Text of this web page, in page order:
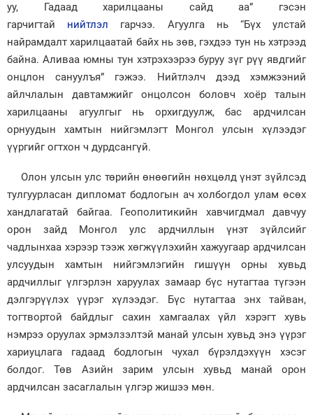
уу, Гадаад харилцааны сайд аа” гэсэн
гарчигтай нийтлэл гарчээ. Агуулга нь “Бүх улстай
найрамдалт харилцаатай байх нь зөв, гэхдээ тун нь хэтрээд
байна. Аливаа юмны тун хэтрэхээрээ буруу зүг рүү явдгийг
онцлон сануулъя” гэжээ. Нийтлэлч дээд хэмжээний
айлчлалын давтамжийг онцолсон боловч хоёр талын
харилцааны агуулгыг нь орхигдуулж, бас ардчилсан
орнуудын хамтын нийгэмлэгт Монгол улсын хүлээдэг
үүргийг огтхон ч дурдсангүй.
Олон улсын улс төрийн өнөөгийн нөхцөлд үнэт зүйлсэд
тулгуурласан дипломат бодлогын ач холбогдол улам өсөх
хандлагатай байгаа. Геополитикийн хавчигдмал давчуу
орон зайд Монгол улс ардчиллын үнэт зүйлсийг
чадлынхаа хэрээр тээж хөгжүүлэхийн хажуугаар ардчилсан
улсуудын хамтын нийгэмлэгийн гишүүн орны хувьд
ардчиллыг үлгэрлэн харуулах замаар бүс нутагтаа түгээн
дэлгэрүүлэх үүрэг хүлээдэг. Бүс нутагтаа энх тайван,
тогтвортой байдлыг сахин хамгаалах үйл хэрэгт хувь
нэмрээ оруулах эрмэлзэлтэй манай улсын хувьд энэ үүрэг
хариуцлага гадаад бодлогын чухал бүрэлдэхүүн хэсэг
болдог. Төв Азийн зарим улсын хувьд манай орон
ардчилсан засаглалын үлгэр жишээ мөн.